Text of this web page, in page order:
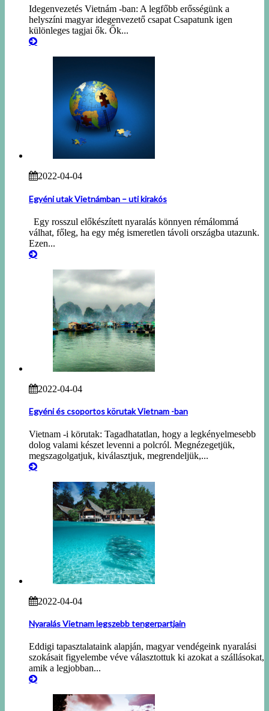
Idegenvezetés Vietnám -ban: A legfőbb erősségünk a
helyszíni magyar idegenvezető csapat Csapatunk igen
különleges tagjai ők. Ők...
2022-04-04
Egyéni utak Vietnámban – uti kirakós
Egy rosszul előkészített nyaralás könnyen rémálommá
válhat, főleg, ha egy még ismeretlen távoli országba utazunk.
Ezen...
2022-04-04
Egyéni és csoportos körutak Vietnam -ban
Vietnam -i körutak: Tagadhatatlan, hogy a legkényelmesebb
dolog valami készet levenni a polcról. Megnézegetjük,
megszagolgatjuk, kiválasztjuk, megrendeljük,...
2022-04-04
Nyaralás Vietnam legszebb tengerpartjain
Eddigi tapasztalataink alapján, magyar vendégeink nyaralási
szokásait figyelembe véve választottuk ki azokat a szállásokat,
amik a legjobban...